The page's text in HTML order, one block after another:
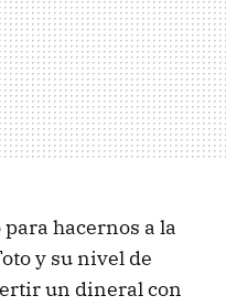
hacernos a la
y su nivel de
un dineral con